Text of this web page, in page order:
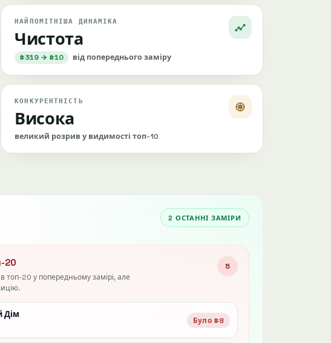
НАЙПОМІТНІША ДИНАМІКА
Чистота
#319 → #10 від попереднього заміру
КОНКУРЕНТНІСТЬ
Висока
великий розрив у видимості топ-10
2 ОСТАННІ ЗАМІРИ
20
топ-20 у попередньому замірі, але
5
Дім
Було #8